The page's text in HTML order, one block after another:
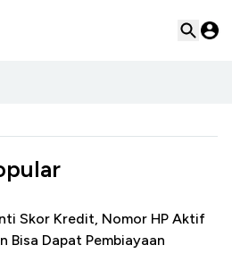
Skor Kredit, Nomor HP Aktif
Bisa Dapat Pembiayaan